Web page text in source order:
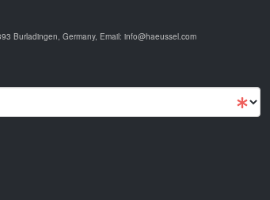
Burladingen, Germany, Email: info@haeussel.com